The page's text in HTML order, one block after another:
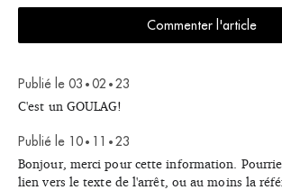
Commenter l'article
Publié le 03 • 02 • 23
C'est un GOULAG!
Publié le 10 • 11 • 23
Bonjour, merci pour cette information.
lien vers le texte de l'arrêt, ou au moins la